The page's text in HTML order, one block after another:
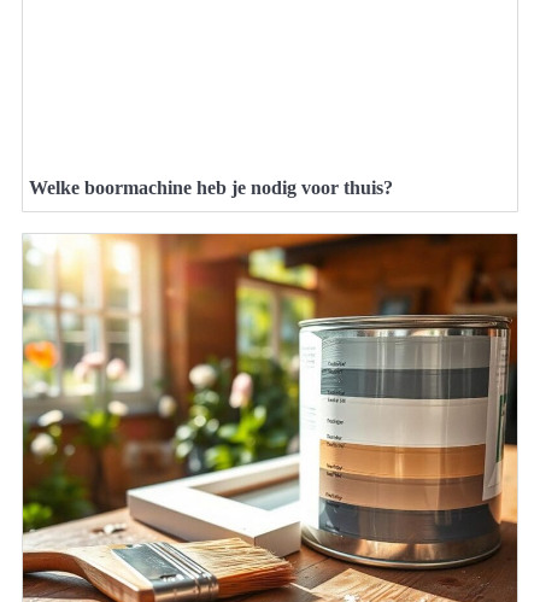
Welke boormachine heb je nodig voor thuis?